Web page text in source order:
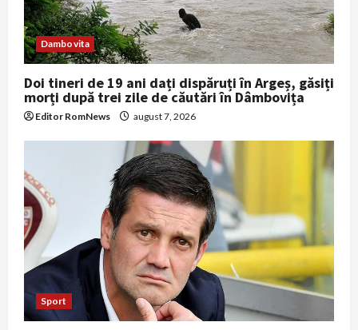
Dambovita
Doi tineri de 19 ani dați dispăruți în Argeș, găsiți
morți după trei zile de căutări în Dâmbovița
Editor RomNews august 7, 2026
Sport